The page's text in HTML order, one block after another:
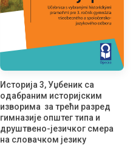
Историја 3, Уџбеник са
одабраним историјским
изворима за трећи разред
гимназије општег типа и
друштвено-језичког смера
на словачком језику